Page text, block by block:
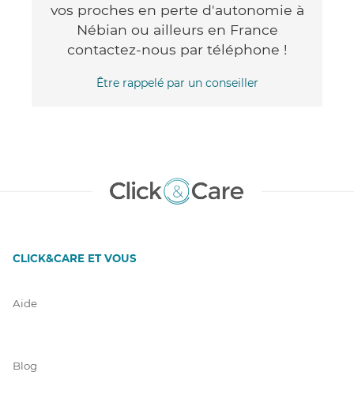
vos proches en perte d'autonomie à
Nébian ou ailleurs en France
contactez-nous par téléphone !
Être rappelé par un conseiller
CLICK&CARE ET VOUS
Aide
Blog